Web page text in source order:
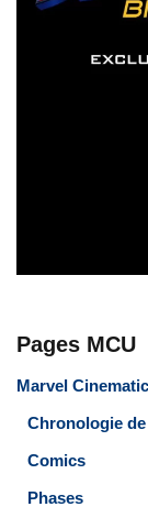
Pages MCU
Marvel
Chronologie
Comics
Phases